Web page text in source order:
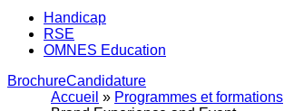
Handicap
RSE
OMNES Education
BrochureCandidature
Accueil » Programmes et formations